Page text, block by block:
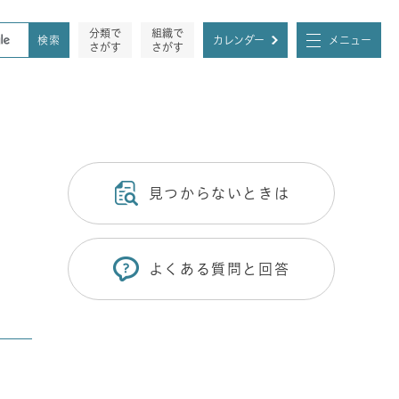
分類で
さがす
組織で
さがす
カレンダー メニュー
見つからないときは
よくある質問と回答